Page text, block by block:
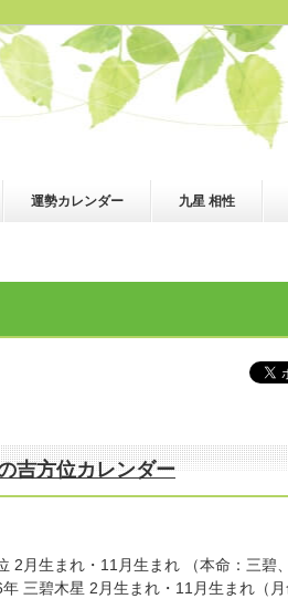
運勢カレンダー 九星 相性
吉方位カレンダー
2月生まれ・11月生まれ （本命：三碧
三碧木星 2月生まれ・11月生まれ（